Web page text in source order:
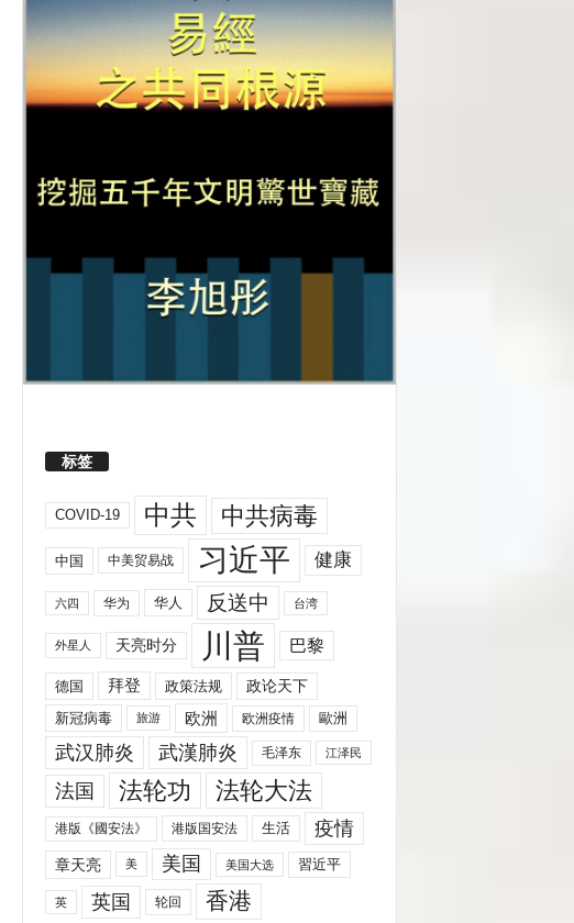
标签
COVID-19 中共 中共病毒
中国 中美贸易战 习近平 健康
六四 华为 华人 反送中 台湾
外星人 天亮时分 川普 巴黎
德国 拜登 政策法规
政论天下
新冠病毒
旅游 欧洲 欧洲疫情 歐洲
武汉肺炎 武漢肺炎 毛泽东 江泽民
法国 法轮功 法轮大法
港版《國安法》 港版国安法 生活 疫情
章天亮 美 美国 美国大选 習近平
英 英国 轮回 香港